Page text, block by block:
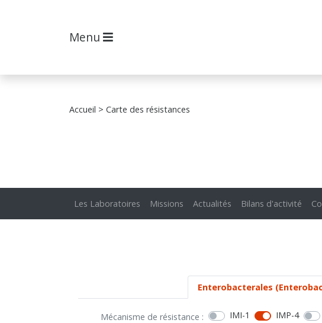
Menu
Accueil > Carte des résistances
Les Laboratoires Missions Actualités Bilans d'activité
Enterobacterales
Mécanisme de résistance : IMI-1 IMP-4